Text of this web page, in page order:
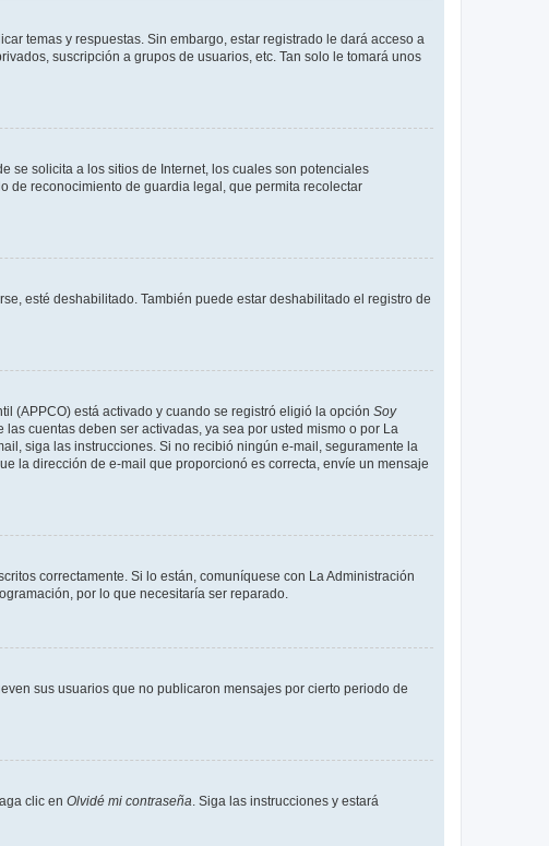
temas y respuestas. Sin embargo, estar registrado le dará acceso a
suscripción a grupos de usuarios, etc. Tan solo le tomará unos
se solicita a los sitios de Internet, los cuales son potenciales
de reconocimiento de guardia legal, que permita recolectar
esté deshabilitado. También puede estar deshabilitado el registro de
(APPCO) está activado y cuando se registró eligió la opción Soy
cuentas deben ser activadas, ya sea por usted mismo o por La
siga las instrucciones. Si no recibió ningún e-mail, seguramente la
la dirección de e-mail que proporcionó es correcta, envíe un mensaje
correctamente. Si lo están, comuníquese con La Administración
por lo que necesitaría ser reparado.
sus usuarios que no publicaron mensajes por cierto periodo de
clic en Olvidé mi contraseña. Siga las instrucciones y estará